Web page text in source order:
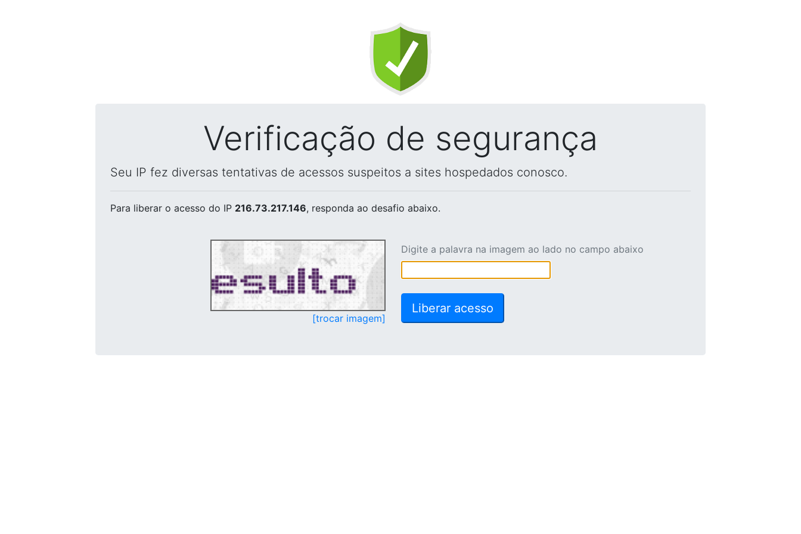
Verificação de segurança
Seu IP fez diversas tentativas de acessos suspeitos a sites hospedados conosco.
Para liberar o acesso do IP 216.73.217.146, responda ao desafio abaixo.
[trocar imagem]
Digite a palavra na imagem ao lado no campo abaixo